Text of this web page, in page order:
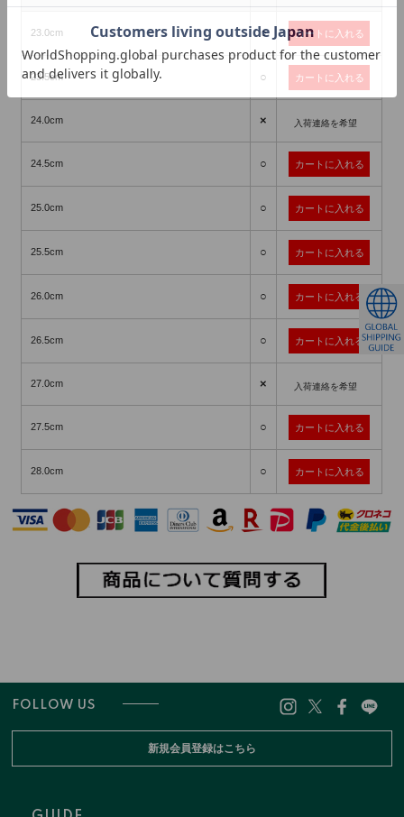
23.0cm ○
23.5cm ○
24.0cm × 入荷連絡を希望
24.5cm ○
25.0cm ○
25.5cm ○
26.0cm ○
26.5cm ○
27.0cm × 入荷連絡を希望
27.5cm ○
28.0cm ○
FOLLOW US
新規会員登録はこちら